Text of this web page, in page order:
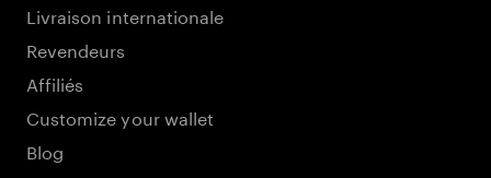
Livraison internationale
Revendeurs
Affiliés
Customize your wallet
Blog